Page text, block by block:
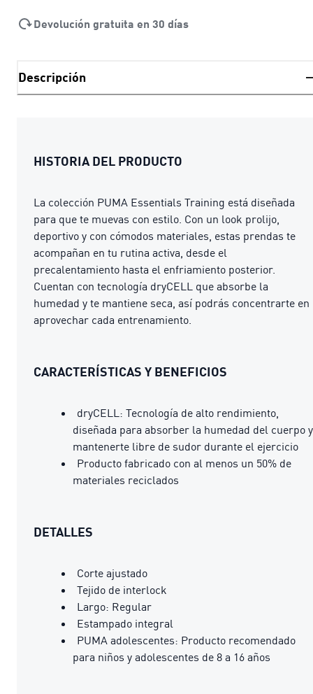
Devolución gratuita en 30 días
Descripción
HISTORIA DEL PRODUCTO
La colección PUMA Essentials Training está diseñada
para que te muevas con estilo. Con un look prolijo,
deportivo y con cómodos materiales, estas prendas te
acompañan en tu rutina activa, desde el
precalentamiento hasta el enfriamiento posterior.
Cuentan con tecnología dryCELL que absorbe la
humedad y te mantiene seca, así podrás concentrarte en
aprovechar cada entrenamiento.
CARACTERÍSTICAS Y BENEFICIOS
dryCELL: Tecnología de alto rendimiento,
diseñada para absorber la humedad del cuerpo y
mantenerte libre de sudor durante el ejercicio
Producto fabricado con al menos un 50% de
materiales reciclados
DETALLES
Corte ajustado
Tejido de interlock
Largo: Regular
Estampado integral
PUMA adolescentes: Producto recomendado
para niños y adolescentes de 8 a 16 años